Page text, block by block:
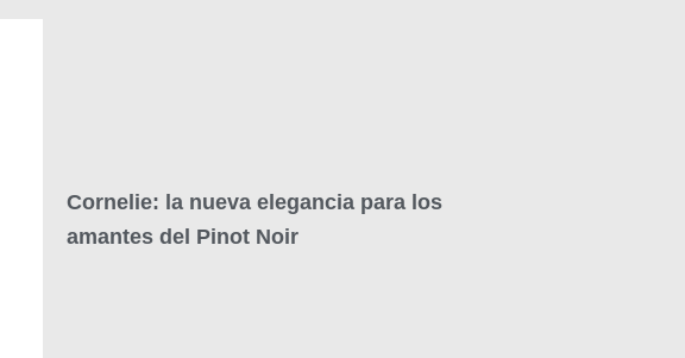
Cornelie: la nueva elegancia para los
amantes del Pinot Noir